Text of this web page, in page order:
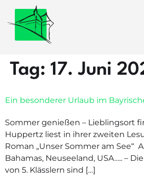
Tag: 17. Juni
Ein besonderer Urlaub im
Sommer genießen – Lieblingsort
Huppertz liest in ihrer zweiten
Roman „Unser Sommer am See“
Bahamas, Neuseeland, USA….. –
von 5. Klässlern sind […]